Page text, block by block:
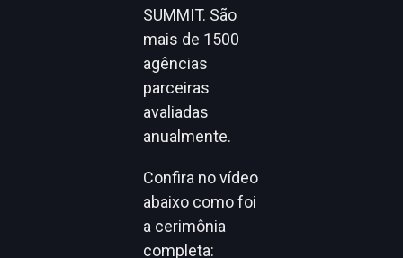
SUMMIT. São
mais de 1500
agências
parceiras
avaliadas
anualmente.
Confira no vídeo
abaixo como foi
a cerimônia
completa: